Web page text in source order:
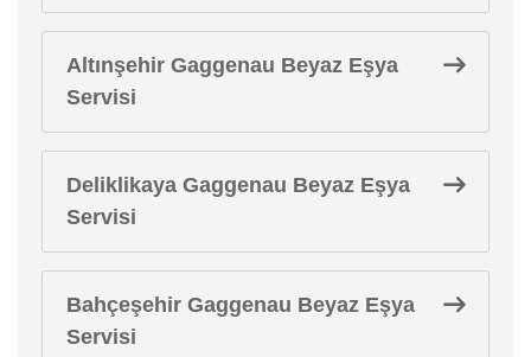
Altınşehir Gaggenau Beyaz Eşya
Servisi
Deliklikaya Gaggenau Beyaz Eşya
Servisi
Bahçeşehir Gaggenau Beyaz Eşya
Servisi